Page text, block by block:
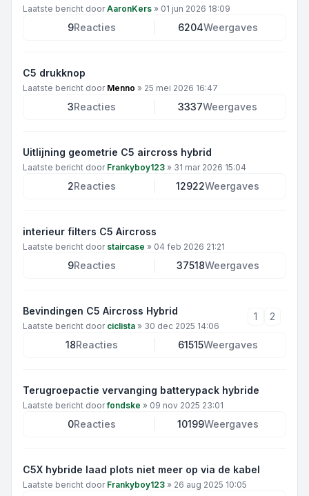
Laatste bericht doorAaronKers » 01 jun 2026 18:09
9Reacties 6204Weergaves
C5 drukknop
Laatste bericht door Menno » 25 mei 2026 16:47
3Reacties 3337Weergaves
Uitlijning geometrie C5 aircross hybrid
Laatste bericht door Frankyboy123 » 31 mar 2026 15:04
2Reacties 12922Weergaves
interieur filters C5 Aircross
Laatste bericht door staircase » 04 feb 2026 21:21
9Reacties 37518Weergaves
Bevindingen C5 Aircross Hybrid
Laatste bericht door ciclista » 30 dec 2025 14:06
1 2
18Reacties 61515Weergaves
Terugroepactie vervanging batterypack hybride
Laatste bericht doorfondske » 09 nov 2025 23:01
0Reacties 10199Weergaves
C5X hybride laad plots niet meer op via de kabel
Laatste bericht door Frankyboy123 » 26 aug 2025 10:05